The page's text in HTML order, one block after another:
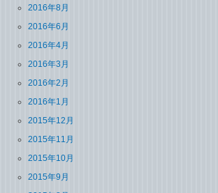
2016年8月
2016年6月
2016年4月
2016年3月
2016年2月
2016年1月
2015年12月
2015年11月
2015年10月
2015年9月